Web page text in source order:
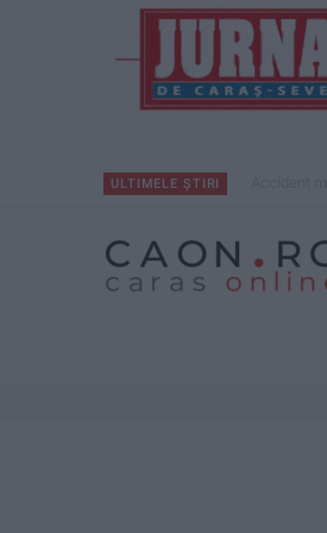
ULTIMELE ȘTIRI